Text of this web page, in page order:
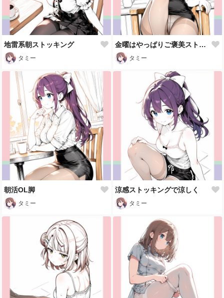
地雷系朝ストッキング
タミー
金曜はやっぱりご褒美ストッキング❤
タミー
朝活OL脚
タミー
涼感ストッキングで涼しく
タミー